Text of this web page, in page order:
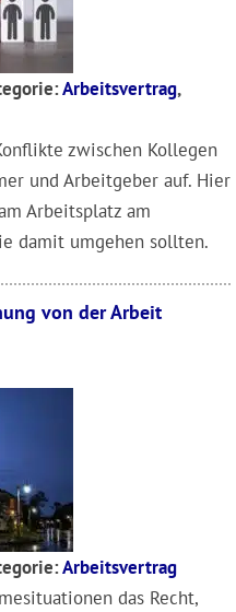
Arbeitsvertrag,
zwischen Kollegen
und Arbeitgeber auf. Hier
Arbeitsplatz am
damit umgehen sollten.
von der Arbeit
Arbeitsvertrag
das Recht,